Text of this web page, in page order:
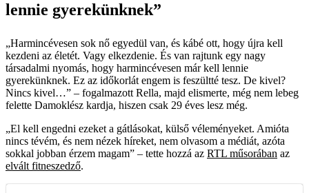
lennie gyerekünknek”
„Harmincévesen sok nő egyedül van, és kábé ott, hogy újra kell
kezdeni az életét. Vagy elkezdenie. És van rajtunk egy nagy
társadalmi nyomás, hogy harmincévesen már kell lennie
gyerekünknek. Ez az időkorlát engem is feszültté tesz. De kivel?
Nincs kivel…” – fogalmazott Rella, majd elismerte, még nem lebeg
felette Damoklész kardja, hiszen csak 29 éves lesz még.
„El kell engedni ezeket a gátlásokat, külső véleményeket. Amióta
nincs tévém, és nem nézek híreket, nem olvasom a médiát, azóta
sokkal jobban érzem magam” – tette hozzá az RTL műsorában az
elvált fitneszedző.